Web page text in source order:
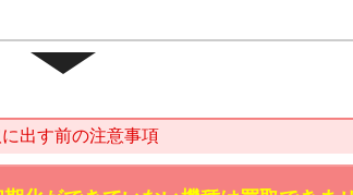
出す前の注意事項